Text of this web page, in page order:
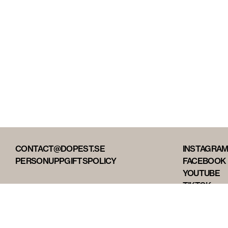
CONTACT@DOPEST.SE
PERSONUPPGIFTSPOLICY
INSTAGRAM
FACEBOOK
YOUTUBE
TIKTOK